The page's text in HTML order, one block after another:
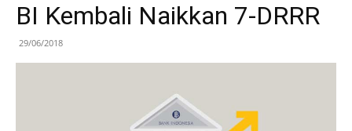
BI Kembali Naikkan 7-DRRR
29/06/2018